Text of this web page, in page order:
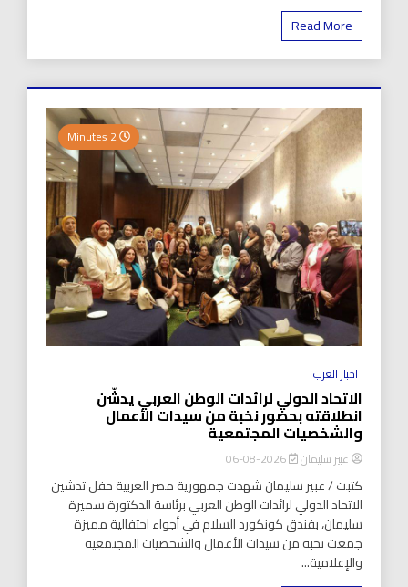
Read More
اخبار العرب
الاتحاد الدولي لرائدات الوطن العربي يدشّن
انطلاقته بحضور نخبة من سيدات الأعمال
والشخصيات المجتمعية
عبير سليمان 2026-08-06
كتبت / عبير سليمان شهدت جمهورية مصر العربية حفل تدشين
الاتحاد الدولي لرائدات الوطن العربي برئاسة الدكتورة سميرة
سليمان، بفندق كونكورد السلام في أجواء احتفالية مميزة
جمعت نخبة من سيدات الأعمال والشخصيات المجتمعية
والإعلامية...